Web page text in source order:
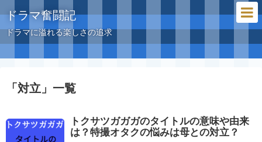
ドラマ奮闘記
ドラマに溢れる楽しさの追求
「 対立 」 一覧
トクサツガガガのタイトルの意味や由来
は？特撮オタクの悩みは母との対立？